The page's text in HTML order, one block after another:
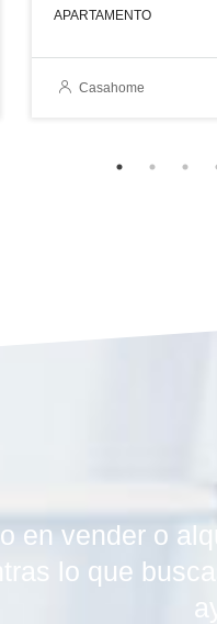
APARTAMENTO
Casahome
en vender o
lo que